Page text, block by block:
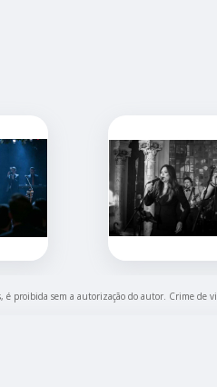
proibida sem a autorização do autor. Crime de